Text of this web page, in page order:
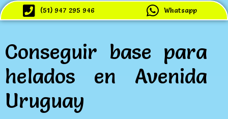
(51) 947 295 946 Whatsapp
Conseguir base para
helados en Avenida
Uruguay